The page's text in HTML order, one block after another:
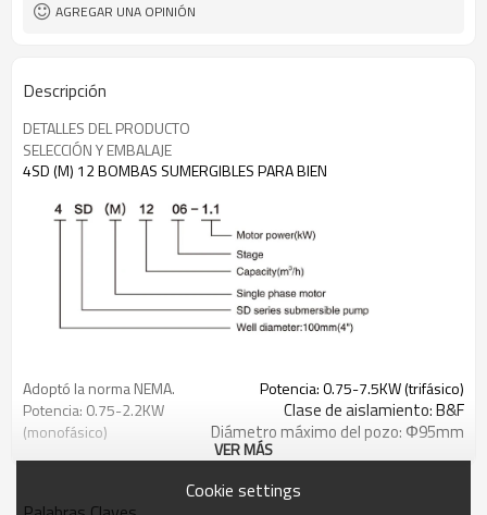
AGREGAR UNA OPINIÓN
Descripción
DETALLES DEL PRODUCTO
SELECCIÓN Y EMBALAJE
4SD (M) 12 BOMBAS SUMERGIBLES PARA BIEN
Adoptó la norma NEMA.
Potencia: 0.75-2.2KW
(monofásico)
Potencia: 0.75-7.5KW (trifásico)
Clase de aislamiento: B&F
Diámetro máximo del pozo: Φ95mm
Equipa con caja de control de
VER MÁS
Cookie settings